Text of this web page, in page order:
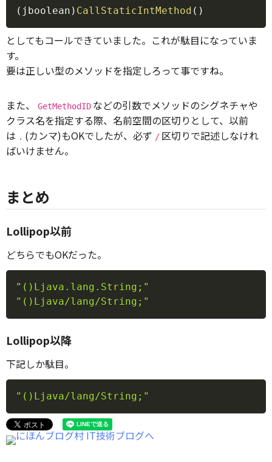
( jboolean ) CallStaticIntMethod ( )
としてもコールできていました。これが駄目になっていま
す。
要は正しい型のメソッドを指定しろって事ですね。
また、 GetMethodID などの引数でメソッドのシグネチャや
クラス名を指定する際、名前空間の区切りとして、以前
は . (カンマ)もOKでしたが、必ず / 区切りで記述しなけれ
ばいけません。
まとめ
Lollipop以前
どちらでもOKだった。
"()Ljava.lang.String;"
"()Ljava/lang/String;"
Lollipop以降
下記しか駄目。
"()Ljava/lang/String;"